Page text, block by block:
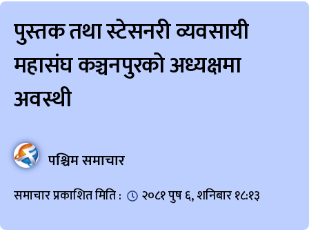
पुस्तक तथा स्टेसनरी व्यवसायी
महासंघ कञ्चनपुरको अध्यक्षमा
अवस्थी
पश्चिम समाचार
समाचार प्रकाशित मिति : २०८१ पुष ६, शनिबार १८:१३